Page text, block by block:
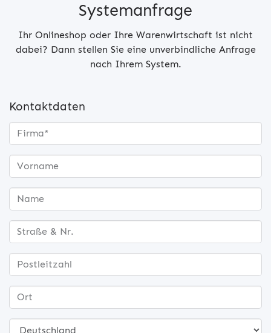
Systemanfrage
Ihr Onlineshop oder Ihre Warenwirtschaft ist nicht
dabei? Dann stellen Sie eine unverbindliche Anfrage
nach Ihrem System.
Kontaktdaten